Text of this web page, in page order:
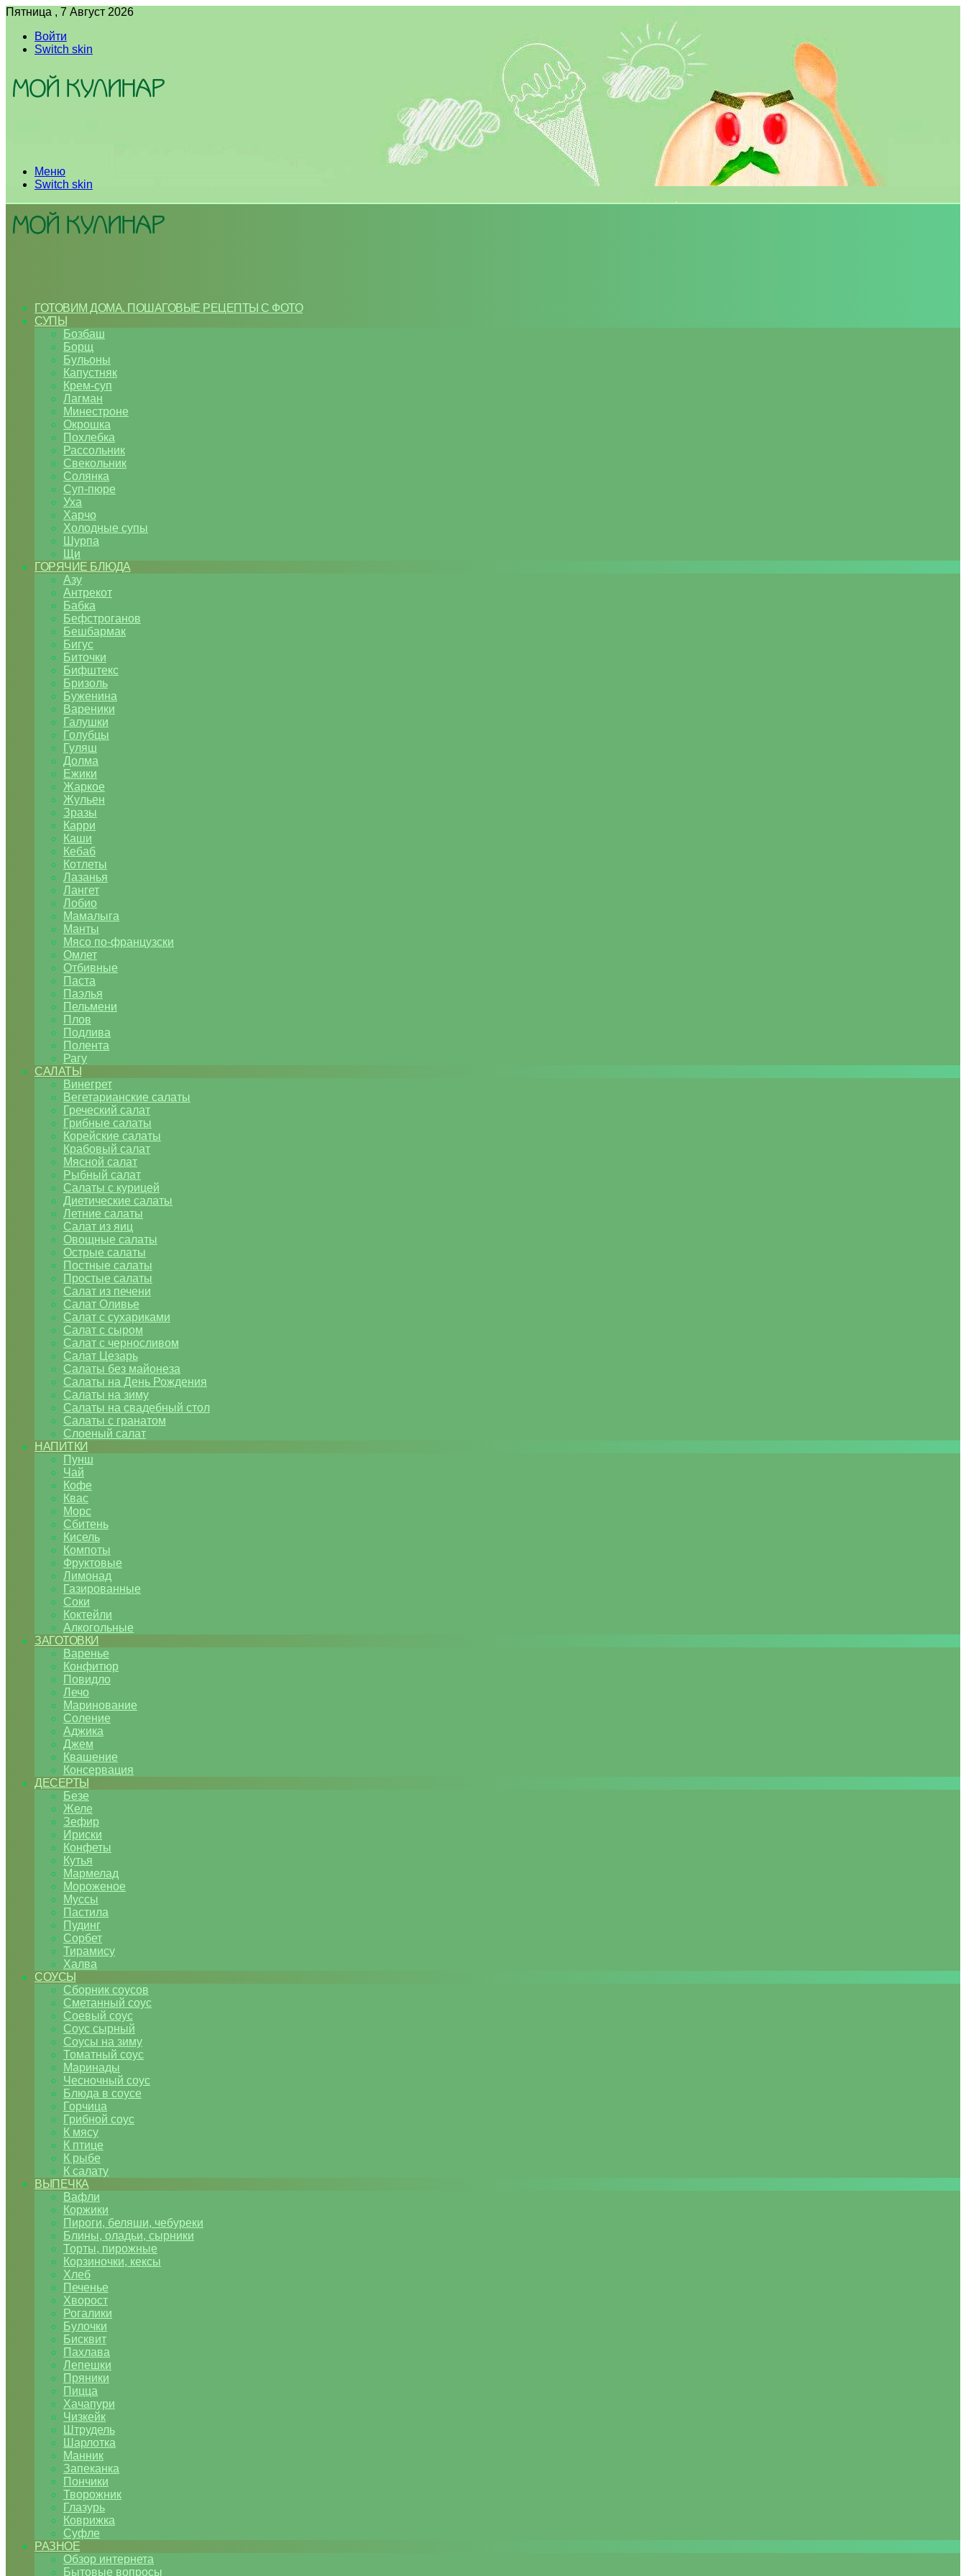
Пятница , 7 Август 2026
Войти
Switch skin
Меню
Switch skin
ГОТОВИМ ДОМА. ПОШАГОВЫЕ РЕЦЕПТЫ С ФОТО
СУПЫ
Бозбаш
Борщ
Бульоны
Капустняк
Крем-суп
Лагман
Минестроне
Окрошка
Похлебка
Рассольник
Свекольник
Солянка
Суп-пюре
Уха
Харчо
Холодные супы
Шурпа
Щи
ГОРЯЧИЕ БЛЮДА
Азу
Антрекот
Бабка
Бефстроганов
Бешбармак
Бигус
Биточки
Бифштекс
Бризоль
Буженина
Вареники
Галушки
Голубцы
Гуляш
Долма
Ежики
Жаркое
Жульен
Зразы
Карри
Каши
Кебаб
Котлеты
Лазанья
Лангет
Лобио
Мамалыга
Манты
Мясо по-французски
Омлет
Отбивные
Паста
Паэлья
Пельмени
Плов
Подлива
Полента
Рагу
САЛАТЫ
Винегрет
Вегетарианские салаты
Греческий салат
Грибные салаты
Корейские салаты
Крабовый салат
Мясной салат
Рыбный салат
Салаты с курицей
Диетические салаты
Летние салаты
Салат из яиц
Овощные салаты
Острые салаты
Постные салаты
Простые салаты
Салат из печени
Салат Оливье
Салат с сухариками
Салат с сыром
Салат с черносливом
Салат Цезарь
Салаты без майонеза
Салаты на День Рождения
Салаты на зиму
Салаты на свадебный стол
Салаты с гранатом
Слоеный салат
НАПИТКИ
Пунш
Чай
Кофе
Квас
Морс
Сбитень
Кисель
Компоты
Фруктовые
Лимонад
Газированные
Соки
Коктейли
Алкогольные
ЗАГОТОВКИ
Варенье
Конфитюр
Повидло
Лечо
Маринование
Соление
Аджика
Джем
Квашение
Консервация
ДЕСЕРТЫ
Безе
Желе
Зефир
Ириски
Конфеты
Кутья
Мармелад
Мороженое
Муссы
Пастила
Пудинг
Сорбет
Тирамису
Халва
СОУСЫ
Сборник соусов
Сметанный соус
Соевый соус
Соус сырный
Соусы на зиму
Томатный соус
Маринады
Чесночный соус
Блюда в соусе
Горчица
Грибной соус
К мясу
К птице
К рыбе
К салату
ВЫПЕЧКА
Вафли
Коржики
Пироги, беляши, чебуреки
Блины, оладьи, сырники
Торты, пирожные
Корзиночки, кексы
Хлеб
Печенье
Хворост
Рогалики
Булочки
Бисквит
Пахлава
Лепешки
Пряники
Пицца
Хачапури
Чизкейк
Штрудель
Шарлотка
Манник
Запеканка
Пончики
Творожник
Глазурь
Коврижка
Суфле
РАЗНОЕ
Обзор интернета
Бытовые вопросы